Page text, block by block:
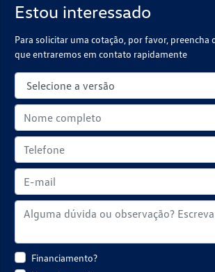
Estou interessado
Para solicitar uma cotação, por favor,
que entraremos em contato rapidamente
Financiamento?